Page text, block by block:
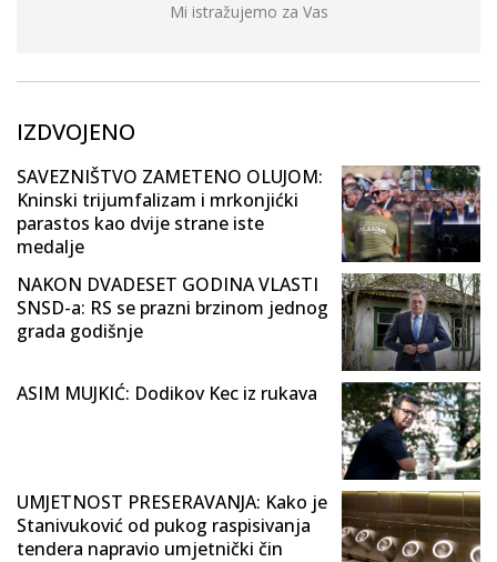
Mi istražujemo za Vas
IZDVOJENO
SAVEZNIŠTVO ZAMETENO OLUJOM:
Kninski trijumfalizam i mrkonjićki
parastos kao dvije strane iste
medalje
NAKON DVADESET GODINA VLASTI
SNSD-a: RS se prazni brzinom jednog
grada godišnje
ASIM MUJKIĆ: Dodikov Kec iz rukava
UMJETNOST PRESERAVANJA: Kako je
Stanivuković od pukog raspisivanja
tendera napravio umjetnički čin